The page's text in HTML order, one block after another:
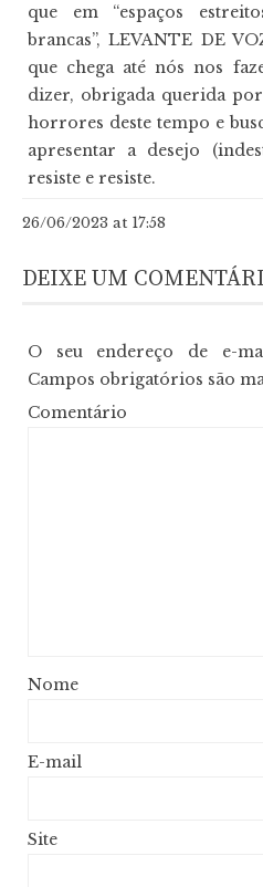
que em “espaços
brancas”, LEVANTE DE
que chega até nós nos
dizer, obrigada querida
horrores deste tempo e
apresentar a desejo
resiste e resiste.
26/06/2023 at 17:58
DEIXE UM
O seu endereço de e-
Campos obrigatórios são
E-
Site